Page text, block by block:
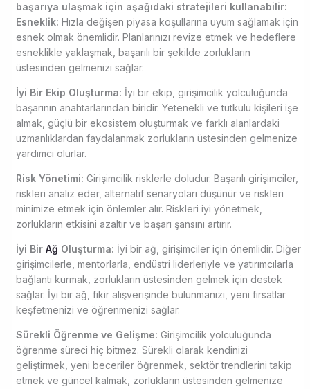
başarıya ulaşmak için aşağıdaki stratejileri kullanabilir:
Esneklik: Hızla değişen piyasa koşullarına uyum sağlamak için
esnek olmak önemlidir. Planlarınızı revize etmek ve hedeflere
esneklikle yaklaşmak, başarılı bir şekilde zorlukların
üstesinden gelmenizi sağlar.
İyi Bir Ekip Oluşturma: İyi bir ekip, girişimcilik yolculuğunda
başarının anahtarlarından biridir. Yetenekli ve tutkulu kişileri işe
almak, güçlü bir ekosistem oluşturmak ve farklı alanlardaki
uzmanlıklardan faydalanmak zorlukların üstesinden gelmenize
yardımcı olurlar.
Risk Yönetimi: Girişimcilik risklerle doludur. Başarılı girişimciler,
riskleri analiz eder, alternatif senaryoları düşünür ve riskleri
minimize etmek için önlemler alır. Riskleri iyi yönetmek,
zorlukların etkisini azaltır ve başarı şansını artırır.
İyi Bir Ağ Oluşturma: İyi bir ağ, girişimciler için önemlidir. Diğer
girişimcilerle, mentorlarla, endüstri liderleriyle ve yatırımcılarla
bağlantı kurmak, zorlukların üstesinden gelmek için destek
sağlar. İyi bir ağ, fikir alışverişinde bulunmanızı, yeni fırsatlar
keşfetmenizi ve öğrenmenizi sağlar.
Sürekli Öğrenme ve Gelişme: Girişimcilik yolculuğunda
öğrenme süreci hiç bitmez. Sürekli olarak kendinizi
geliştirmek, yeni beceriler öğrenmek, sektör trendlerini takip
etmek ve güncel kalmak, zorlukların üstesinden gelmenize